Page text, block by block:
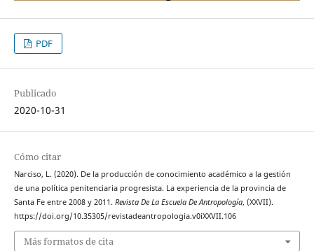
PDF
Publicado
2020-10-31
Cómo citar
Narciso, L. (2020). De la producción de conocimiento académico a la gestión
de una política penitenciaria progresista. La experiencia de la provincia de
Santa Fe entre 2008 y 2011. Revista De La Escuela De Antropología, (XXVII).
https://doi.org/10.35305/revistadeantropologia.v0iXXVII.106
Más formatos de cita